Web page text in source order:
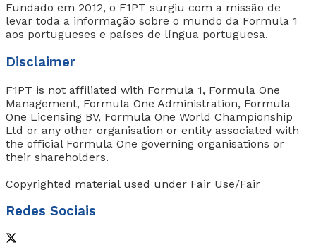
Fundado em 2012, o F1PT surgiu com a missão de
levar toda a informação sobre o mundo da Formula 1
aos portugueses e países de língua portuguesa.
Disclaimer
F1PT is not affiliated with Formula 1, Formula One
Management, Formula One Administration, Formula
One Licensing BV, Formula One World Championship
Ltd or any other organisation or entity associated with
the official Formula One governing organisations or
their shareholders.
Copyrighted material used under Fair Use/Fair
Redes Sociais